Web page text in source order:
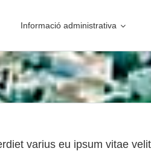
Informació administrativa
varius eu ipsum vitae